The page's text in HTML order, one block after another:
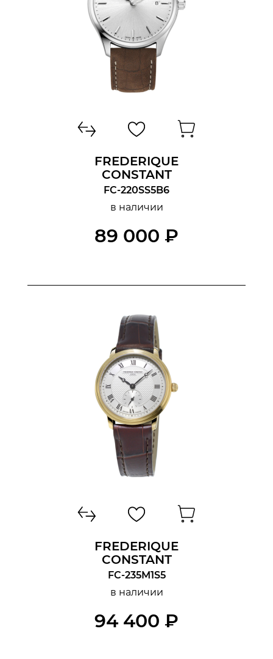
FREDERIQUE
CONSTANT
FC-220SS5B6
в наличии
89 000 ₽
FREDERIQUE
CONSTANT
FC-235M1S5
в наличии
94 400 ₽